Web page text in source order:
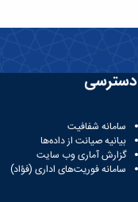
دسترسی
سامانه شفافیت
بیانیه صیانت از داده‌ها
گزارش آماری وب‌ سایت
سامانه فوریت‌های اداری (فؤاد)